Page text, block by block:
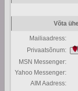
Võta
Mailiaadress:
Privaatsõnum:
MSN Messenger:
Yahoo Messenger:
AIM Aadress: